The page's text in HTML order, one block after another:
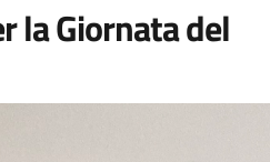
la Giornata del